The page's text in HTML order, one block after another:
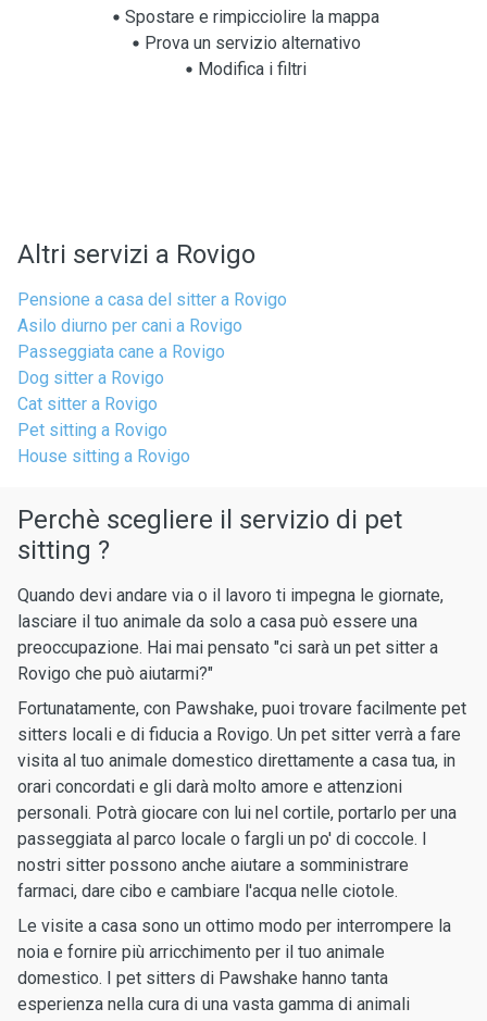
Spostare e rimpicciolire la mappa
Prova un servizio alternativo
Modifica i filtri
Altri servizi a Rovigo
Pensione a casa del sitter a Rovigo
Asilo diurno per cani a Rovigo
Passeggiata cane a Rovigo
Dog sitter a Rovigo
Cat sitter a Rovigo
Pet sitting a Rovigo
House sitting a Rovigo
Perchè scegliere il servizio di pet
sitting ?
Quando devi andare via o il lavoro ti impegna le giornate,
lasciare il tuo animale da solo a casa può essere una
preoccupazione. Hai mai pensato "ci sarà un pet sitter a
Rovigo che può aiutarmi?"
Fortunatamente, con Pawshake, puoi trovare facilmente pet
sitters locali e di fiducia a Rovigo. Un pet sitter verrà a fare
visita al tuo animale domestico direttamente a casa tua, in
orari concordati e gli darà molto amore e attenzioni
personali. Potrà giocare con lui nel cortile, portarlo per una
passeggiata al parco locale o fargli un po' di coccole. I
nostri sitter possono anche aiutare a somministrare
farmaci, dare cibo e cambiare l'acqua nelle ciotole.
Le visite a casa sono un ottimo modo per interrompere la
noia e fornire più arricchimento per il tuo animale
domestico. I pet sitters di Pawshake hanno tanta
esperienza nella cura di una vasta gamma di animali